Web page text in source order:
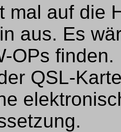
mal auf die
aus. Es
OPs
QSL-